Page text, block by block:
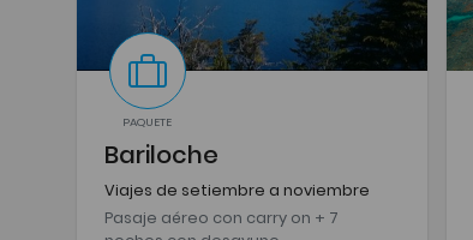
PAQUETE
Bariloche
Viajes de setiembre a noviembre
Pasaje aéreo con carry on + 7